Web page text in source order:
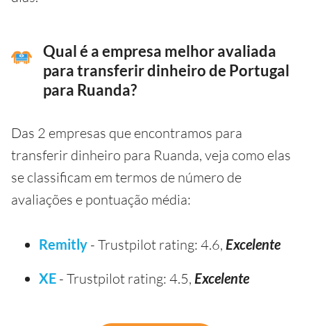
Qual é a empresa melhor avaliada
para transferir dinheiro de Portugal
para Ruanda?
Das 2 empresas que encontramos para
transferir dinheiro para Ruanda, veja como elas
se classificam em termos de número de
avaliações e pontuação média:
Remitly - Trustpilot rating: 4.6, Excelente
XE - Trustpilot rating: 4.5, Excelente